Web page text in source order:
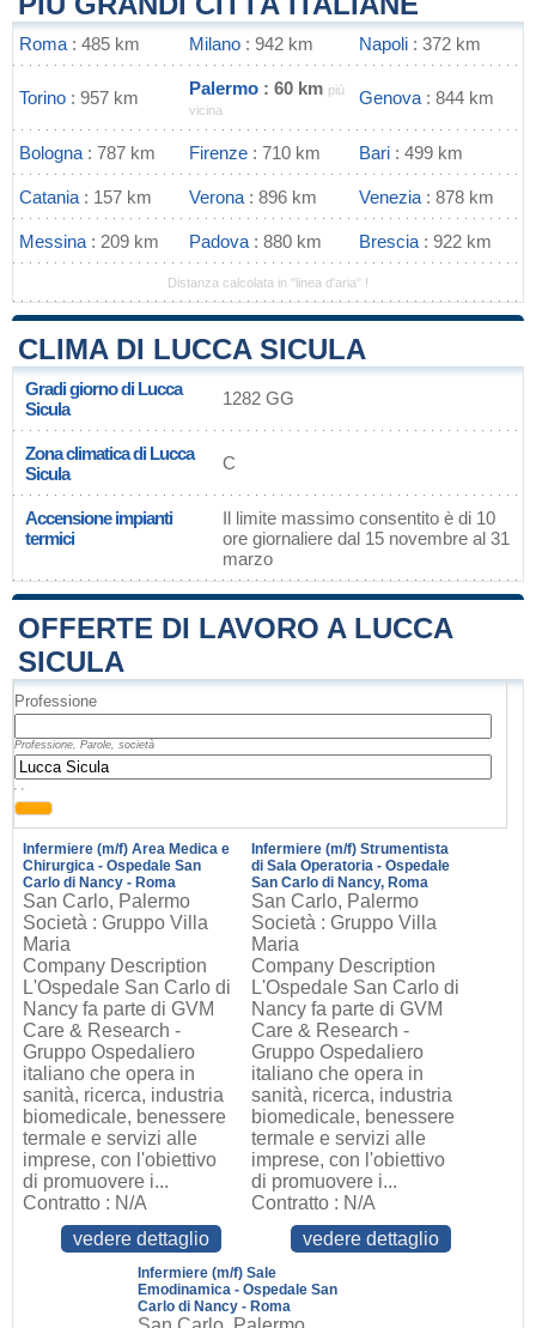
Roma : 485 km Milano : 942 km Napoli : 372 km
Torino : 957 km Palermo : 60 km più
vicina
Genova : 844 km
Bologna : 787 km Firenze : 710 km Bari : 499 km
Catania : 157 km Verona : 896 km Venezia : 878 km
Messina : 209 km Padova : 880 km Brescia : 922 km
Distanza calcolata in "linea d'aria" !
CLIMA DI LUCCA SICULA
Gradi giorno di Lucca
Sicula
1282 GG
Zona climatica di Lucca
Sicula
C
Accensione impianti
termici
Il limite massimo consentito è di 10
ore giornaliere dal 15 novembre al 31
marzo
OFFERTE DI LAVORO A LUCCA
SICULA
Professione
Professione, Parole, società
, ,
Infermiere (m/f) Area Medica e
Chirurgica - Ospedale San
Carlo di Nancy - Roma
San Carlo, Palermo
Società : Gruppo Villa
Maria
Company Description
L'Ospedale San Carlo di
Nancy fa parte di GVM
Care & Research -
Gruppo Ospedaliero
italiano che opera in
sanità, ricerca, industria
biomedicale, benessere
termale e servizi alle
imprese, con l'obiettivo
di promuovere i...
Contratto : N/A
vedere dettaglio
Infermiere (m/f) Strumentista
di Sala Operatoria - Ospedale
San Carlo di Nancy, Roma
San Carlo, Palermo
Società : Gruppo Villa
Maria
Company Description
L'Ospedale San Carlo di
Nancy fa parte di GVM
Care & Research -
Gruppo Ospedaliero
italiano che opera in
sanità, ricerca, industria
biomedicale, benessere
termale e servizi alle
imprese, con l'obiettivo
di promuovere i...
Contratto : N/A
vedere dettaglio
Infermiere (m/f) Sale
Emodinamica - Ospedale San
Carlo di Nancy - Roma